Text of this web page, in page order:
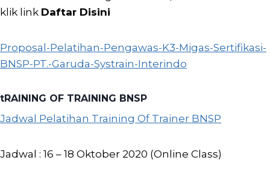
klik link Daftar Disini
Proposal-Pelatihan-Pengawas-K3-Migas-Sertifikasi-
BNSP-PT.-Garuda-Systrain-Interindo
tRAINING OF TRAINING BNSP
Jadwal Pelatihan Training Of Trainer BNSP
Jadwal : 16 – 18 Oktober 2020 (Online Class)